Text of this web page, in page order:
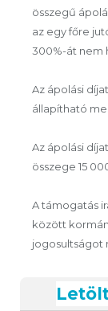
összegű
az egy főre
300%-át nem
Az ápolási
állapítható
Az ápolási
összege 15
A támogatás
között
jogosultságot